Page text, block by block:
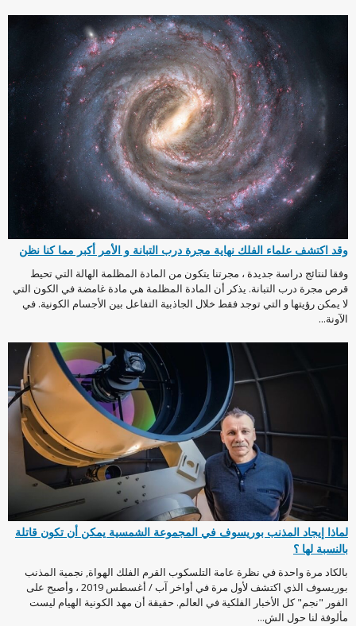
وقد اكتشف علماء الفلك نهاية مجرة درب التبانة و الأمر أكبر مما كنا نظن
وفقا لنتائج دراسة جديدة ، مجرتنا يتكون من المادة المظلمة الهالة التي تحيط
قرص مجرة درب التبانة. يذكر أن المادة المظلمة هي مادة غامضة في الكون التي
لا يمكن رؤيتها و التي توجد فقط خلال الجاذبية التفاعل بين الأجسام الكونية. في
الآونة...
لماذا إيجاد المذنب بوريسوف في المجموعة الشمسية يمكن أن تكون قاتلة
بالنسبة لها ؟
بالكاد مرة واحدة في نظرة عامة التلسكوب القرم الفلك الهواة, نجمية المذنب
بوريسوف الذي اكتشف لأول مرة في أواخر آب / أغسطس 2019 ، وأصبح على
الفور "نجم" كل الأخبار الفلكية في العالم. حقيقة أن مهد الكونية الهيام ليست
مألوفة لنا حول الش...